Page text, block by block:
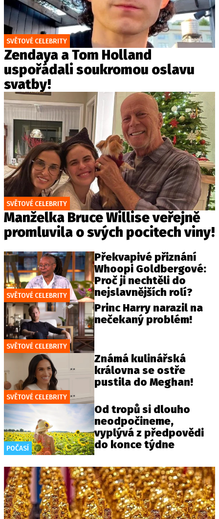
SVĚTOVÉ CELEBRITY
Zendaya a Tom Holland
uspořádali soukromou oslavu
svatby!
SVĚTOVÉ CELEBRITY
Manželka Bruce Willise veřejně
promluvila o svých pocitech viny!
SVĚTOVÉ CELEBRITY
Překvapivé přiznání
Whoopi Goldbergové:
Proč ji nechtěli do
nejslavnějších rolí?
SVĚTOVÉ CELEBRITY
Princ Harry narazil na
nečekaný problém!
SVĚTOVÉ CELEBRITY
Známá kulinářská
královna se ostře
pustila do Meghan!
POČASÍ
Od tropů si dlouho
neodpočineme,
vyplývá z předpovědi
do konce týdne